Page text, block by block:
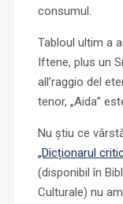
consumul.
Tabloul ultim a
Iftene, plus un
all’raggio del
tenor, „Aida”
Nu știu ce
„Dicționarul
(disponibil în
Culturale) nu